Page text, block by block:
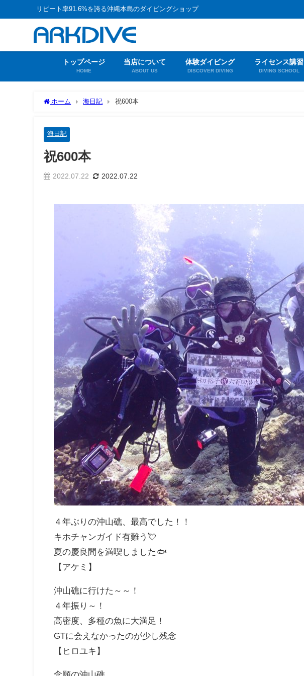
リピート率91.6%を誇る沖縄本島のダイビングショップ
トップページ
HOME
当店について
ABOUT US
体験ダイビング
DISCOVER DIVING
ライセンス講習
DIVING SCHOOL
ホーム 海日記 祝600本
海日記
祝600本
2022.07.22 2022.07.22
４年ぶりの沖山礁、最高でした！！
キホチャンガイド有難う💘
夏の慶良間を満喫しました🐟
【アケミ】
沖山礁に行けた～～！
４年振り～！
高密度、多種の魚に大満足！
GTに会えなかったのが少し残念
【ヒロユキ】